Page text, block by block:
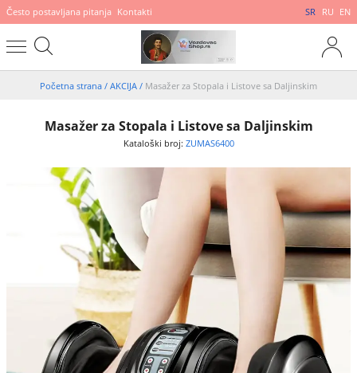
Često postavljana pitanja Kontakti SR RU EN
Početna strana / AKCIJA / Masažer za Stopala i Listove sa Daljinskim
Masažer za Stopala i Listove sa Daljinskim
Kataloški broj: ZUMAS6400